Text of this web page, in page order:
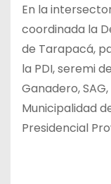
En la
coordinada la
de Tarapacá,
la PDI, seremi
Ganadero,
Municipalidad
Presidencial